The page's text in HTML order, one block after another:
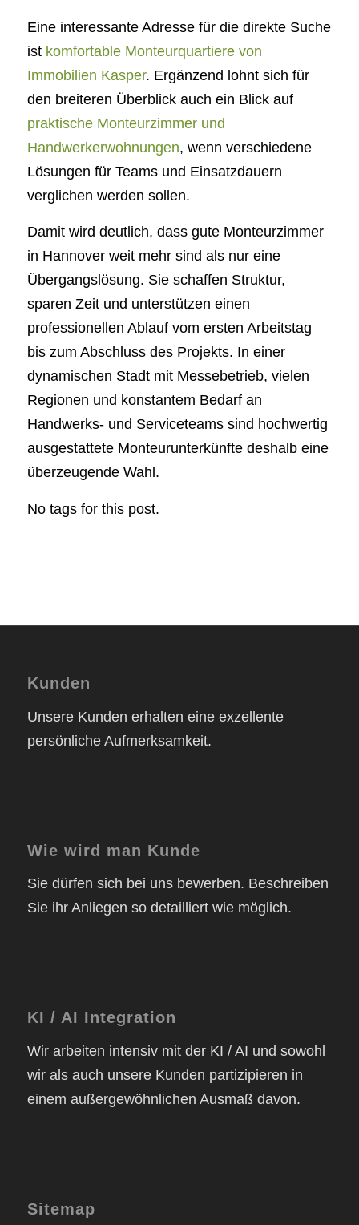
Eine interessante Adresse für die direkte Suche
ist komfortable Monteurquartiere von
Immobilien Kasper. Ergänzend lohnt sich für
den breiteren Überblick auch ein Blick auf
praktische Monteurzimmer und
Handwerkerwohnungen, wenn verschiedene
Lösungen für Teams und Einsatzdauern
verglichen werden sollen.
Damit wird deutlich, dass gute Monteurzimmer
in Hannover weit mehr sind als nur eine
Übergangslösung. Sie schaffen Struktur,
sparen Zeit und unterstützen einen
professionellen Ablauf vom ersten Arbeitstag
bis zum Abschluss des Projekts. In einer
dynamischen Stadt mit Messebetrieb, vielen
Regionen und konstantem Bedarf an
Handwerks- und Serviceteams sind hochwertig
ausgestattete Monteurunterkünfte deshalb eine
überzeugende Wahl.
No tags for this post.
Kunden
Unsere Kunden erhalten eine exzellente
persönliche Aufmerksamkeit.
Wie wird man Kunde
Sie dürfen sich bei uns bewerben. Beschreiben
Sie ihr Anliegen so detailliert wie möglich.
KI / AI Integration
Wir arbeiten intensiv mit der KI / AI und sowohl
wir als auch unsere Kunden partizipieren in
einem außergewöhnlichen Ausmaß davon.
Sitemap